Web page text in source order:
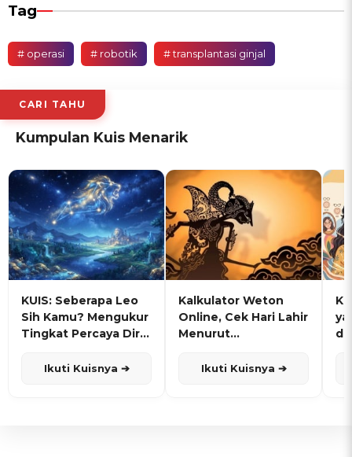
Tag
# operasi # robotik # transplantasi ginjal
CARI TAHU
Kumpulan Kuis Menarik
KUIS: Seberapa Leo
Sih Kamu? Mengukur
Tingkat Percaya Diri
Ikuti Kuisnya ➔
Kalkulator Weton
Online, Cek Hari Lahir
Menurut
Ikuti Kuisnya ➔